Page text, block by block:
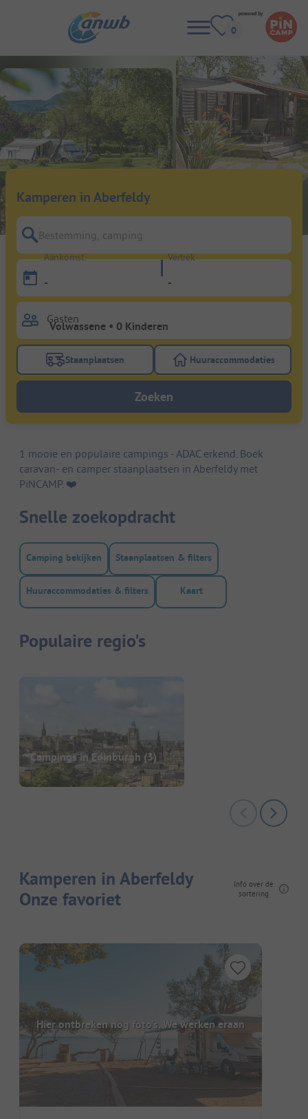
Kamperen in Aberfeldy
Bestemming, camping
Aankomst
-
Vertrek
-
Gasten
Gebruik de filterknop staanplaatsen om te zoeken
Staanplaatsen Gebruik de
Huuraccommodaties
Zoeken
1 mooie en populaire campings - ADAC erkend. Boek
caravan- en camper staanplaatsen in Aberfeldy met
PiNCAMP. ❤️️
Snelle zoekopdracht
Camping bekijken Staanplaatsen & filters
Huuraccommodaties & filters Kaart
Populaire regio's
Campings in Edinburgh (3)
Kamperen in Aberfeldy
Onze favoriet
Info over de
sortering
Hier ontbreken nog foto's. We werken eraan